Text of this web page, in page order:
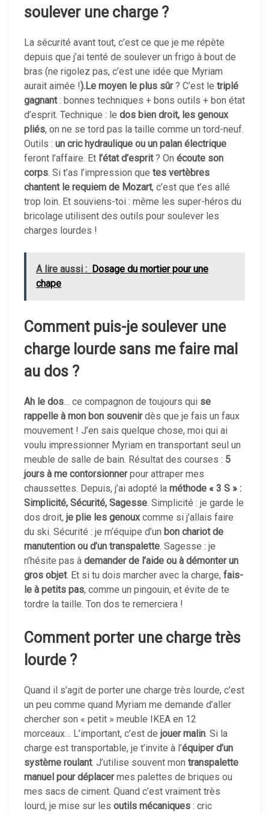
soulever une charge ?
La sécurité avant tout, c’est ce que je me répète
depuis que j’ai tenté de soulever un frigo à bout de
bras (ne rigolez pas, c’est une idée que Myriam
aurait aimée !).Le moyen le plus sûr? C’est le triplé
gagnant: bonnes techniques + bons outils + bon état
d’esprit. Technique : le dos bien droit, les genoux
pliés, on ne se tord pas la taille comme un tord-neuf.
Outils : un cric hydraulique ou un palan électrique
feront l’affaire. Et l’état d’esprit? On écoute son
corps. Si t’as l’impression que tes vertèbres
chantent le requiem de Mozart, c’est que t’es allé
trop loin. Et souviens-toi : même les super-héros du
bricolage utilisent des outils pour soulever les
charges lourdes !
A lire aussi : Dosage du mortier pour une
chape
Comment puis-je soulever une
charge lourde sans me faire mal
au dos ?
Ah le dos… ce compagnon de toujours qui se
rappelle à mon bon souvenirdès que je fais un faux
mouvement ! J’en sais quelque chose, moi qui ai
voulu impressionner Myriam en transportant seul un
meuble de salle de bain. Résultat des courses : 5
jours à me contorsionnerpour attraper mes
chaussettes. Depuis, j’ai adopté la méthode « 3 S » :
Simplicité, Sécurité, Sagesse. Simplicité : je garde le
dos droit, je plie les genouxcomme si j’allais faire
du ski. Sécurité : je m’équipe d’un bon chariot de
manutention ou d’un transpalette. Sagesse : je
n’hésite pas à demander de l’aide ou à démonter un
gros objet. Et si tu dois marcher avec la charge, fais-
le à petits pas, comme un pingouin, et évite de te
tordre la taille. Ton dos te remerciera !
Comment porter une charge très
lourde?
Quand il s’agit de porter une charge très lourde, c’est
un peu comme quand Myriam me demande d’aller
chercher son « petit » meuble IKEA en 12
morceaux… L’important, c’est de jouer malin. Si la
charge est transportable, je t’invite à l’équiper d’un
système roulant. J’utilise souvent mon transpalette
manuel pour déplacermes palettes de briques ou
mes sacs de ciment. Quand c’est vraiment très
lourd, je mise sur les outils mécaniques : cric